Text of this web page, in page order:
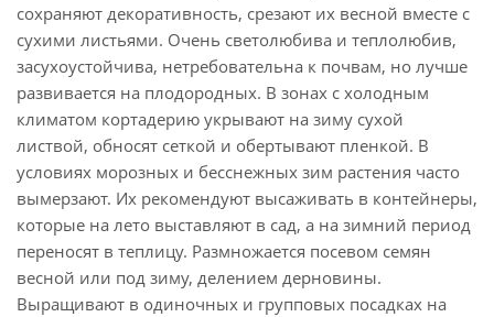
сохраняют декоративность, срезают их весной вместе с
сухими листьями. Очень светолюбива и теплолюбив,
засухоустойчива, нетребовательна к почвам, но лучше
развивается на плодородных. В зонах с холодным
климатом кортадерию укрывают на зиму сухой
листвой, обносят сеткой и обертывают пленкой. В
условиях морозных и бесснежных зим растения часто
вымерзают. Их рекомендуют высаживать в контейнеры,
которые на лето выставляют в сад, а на зимний период
переносят в теплицу. Размножается посевом семян
весной или под зиму, делением дерновины.
Выращивают в одиночных и групповых посадках на